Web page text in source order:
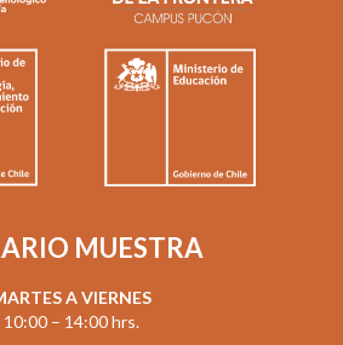
MUESTRA
A VIERNES
10:00 – 14:00 hrs.